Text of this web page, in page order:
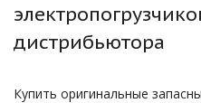
дистрибьютора
Купить оригинальные